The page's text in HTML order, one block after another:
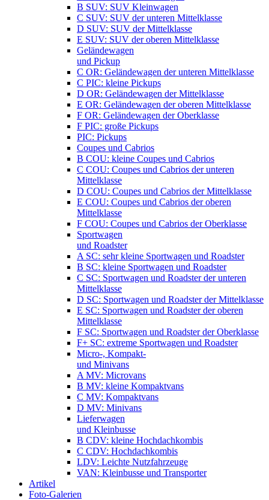
B SUV: SUV Kleinwagen
C SUV: SUV der unteren Mittelklasse
D SUV: SUV der Mittelklasse
E SUV: SUV der oberen Mittelklasse
Geländewagen
und Pickup
C OR: Geländewagen der unteren Mittelklasse
C PIC: kleine Pickups
D OR: Geländewagen der Mittelklasse
E OR: Geländewagen der oberen Mittelklasse
F OR: Geländewagen der Oberklasse
F PIC: große Pickups
PIC: Pickups
Coupes und Cabrios
B COU: kleine Coupes und Cabrios
C COU: Coupes und Cabrios der unteren
Mittelklasse
D COU: Coupes und Cabrios der Mittelklasse
E COU: Coupes und Cabrios der oberen
Mittelklasse
F COU: Coupes und Cabrios der Oberklasse
Sportwagen
und Roadster
A SC: sehr kleine Sportwagen und Roadster
B SC: kleine Sportwagen und Roadster
C SC: Sportwagen und Roadster der unteren
Mittelklasse
D SC: Sportwagen und Roadster der Mittelklasse
E SC: Sportwagen und Roadster der oberen
Mittelklasse
F SC: Sportwagen und Roadster der Oberklasse
F+ SC: extreme Sportwagen und Roadster
Micro-, Kompakt-
und Minivans
A MV: Microvans
B MV: kleine Kompaktvans
C MV: Kompaktvans
D MV: Minivans
Lieferwagen
und Kleinbusse
B CDV: kleine Hochdachkombis
C CDV: Hochdachkombis
LDV: Leichte Nutzfahrzeuge
VAN: Kleinbusse und Transporter
Artikel
Foto-Galerien